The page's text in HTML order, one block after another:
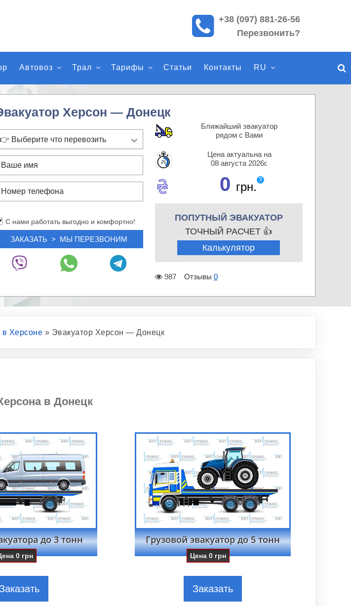
к
п
о
й
у
+38 (097) 881-26-56
Перезвонить?
Автовоз Трал Тарифы Статьи Контакты RU
Херсон — Донецк
👉 Выберите что перевозить
С нами работать выгодно и комфортно!
Ближайший эвакуатор
рядом с Вами
Цена актуальна на
08 августа 2026г.
0 грн.
?
ПОПУТНЫЙ ЭВАКУАТОР
ТОЧНЫЙ РАСЧЕТ 👍
Калькулятор
987 Отзывы 0
в Херсоне » Эвакуатор Херсон — Донецк
в Донецк
до 3 тонн
0грн
Заказать
Грузовой эвакуатор до 5 тонн
Цена0 грн
Заказать